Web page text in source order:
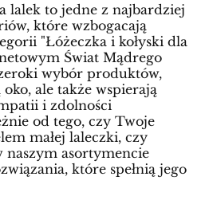
lalek to jedne z najbardziej
które wzbogacają
"Łóżeczka i kołyski dla
Świat Mądrego
wybór produktów,
ale także wspierają
i zdolności
od tego, czy Twoje
małej laleczki, czy
naszym asortymencie
które spełnią jego